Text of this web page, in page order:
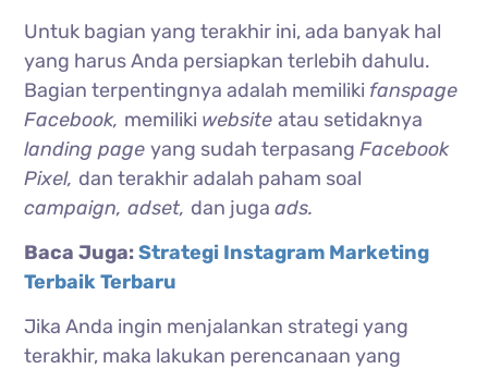
Untuk bagian yang terakhir ini, ada banyak hal
yang harus Anda persiapkan terlebih dahulu.
Bagian terpentingnya adalah memiliki fanspage
Facebook, memiliki websiteatau setidaknya
landing pageyang sudah terpasangFacebook
Pixel, dan terakhir adalah paham soal
campaign, adset, dan jugaads.
Baca Juga:Strategi Instagram Marketing
Terbaik Terbaru
Jika Anda ingin menjalankan strategi yang
terakhir, maka lakukan perencanaan yang